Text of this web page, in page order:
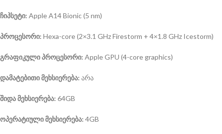
ჩიპსეტი: Apple A14 Bionic (5 nm)
პროცესორი: Hexa-core (2×3.1 GHz Firestorm + 4×1.8 GHz Icestorm)
გრაფიკული პროცესორი: Apple GPU (4-core graphics)
დამატებითი მეხსიერება: არა
შიდა მეხსიერება: 64GB
ოპერატიული მეხსიერება: 4GB